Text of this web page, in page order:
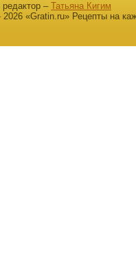
редактор – Татьяна Кигим
2026 «Gratin.ru» Рецепты на